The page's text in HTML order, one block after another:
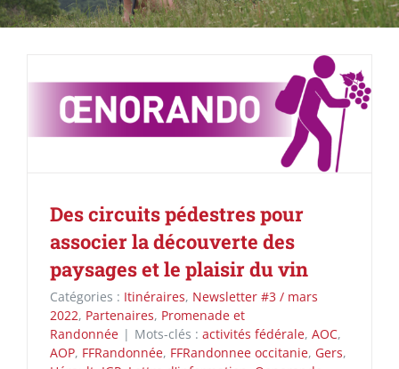
Des circuits pédestres pour
associer la découverte des
paysages et le plaisir du vin
Catégories : Itinéraires, Newsletter #3 / mars
2022, Partenaires, Promenade et
Randonnée | Mots-clés : activités fédérale, AOC,
AOP, FFRandonnée, FFRandonnee occitanie, Gers,